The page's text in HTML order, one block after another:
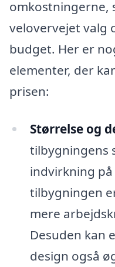
omkostningerne,
velovervejet valg
budget. Her er
elementer, der
prisen:
Størrelse og
tilbygningens
indvirkning
tilbygningen
mere
Desuden kan
design også